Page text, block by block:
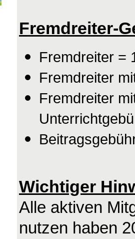
Fremdreiter-
Fremdreiter =
Fremdreiter
Fremdreiter
Wichtiger
Alle aktiven
nutzen haben